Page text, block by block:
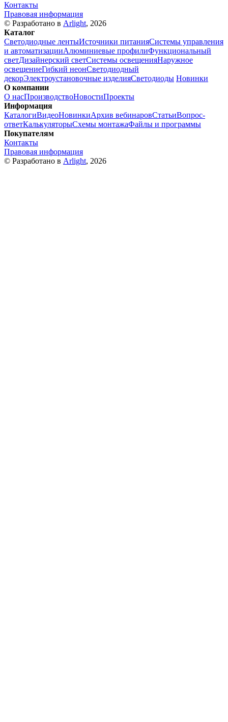
Контакты
Правовая информация
© Разработано в Arlight, 2026
Каталог
Светодиодные лентыИсточники питанияСистемы управления
и автоматизацииАлюминиевые профилиФункциональный
светДизайнерский светСистемы освещенияНаружное
освещениеГибкий неонСветодиодный
декорЭлектроустановочные изделияСветодиоды Новинки
О компании
О насПроизводствоНовостиПроекты
Информация
КаталогиВидеоНовинкиАрхив вебинаровСтатьиВопрос-
ответКалькуляторыСхемы монтажаФайлы и программы
Покупателям
Контакты
Правовая информация
© Разработано в Arlight, 2026